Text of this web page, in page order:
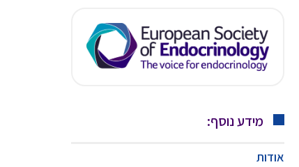
מידע נוסף:
אודות